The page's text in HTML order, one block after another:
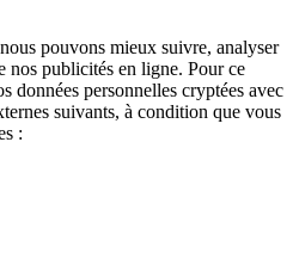
pouvons mieux suivre, analyser
nos publicités en ligne. Pour ce
données personnelles cryptées avec
suivants, à condition que vous
: